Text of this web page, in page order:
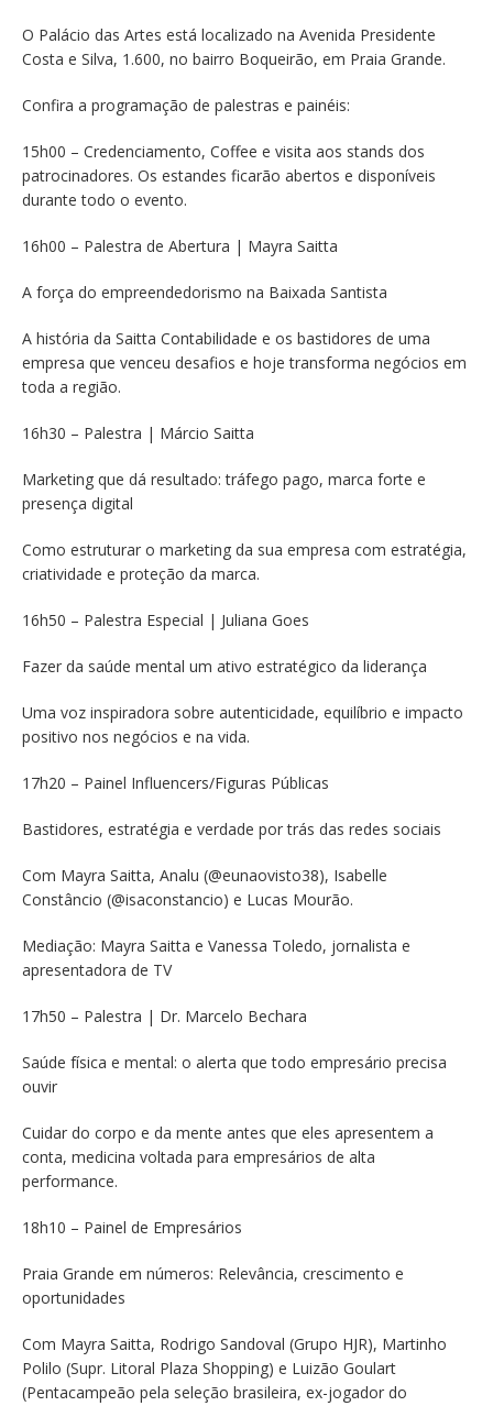
O Palácio das Artes está localizado na Avenida Presidente
Costa e Silva, 1.600, no bairro Boqueirão, em Praia Grande.
Confira a programação de palestras e painéis:
15h00 – Credenciamento, Coffee e visita aos stands dos
patrocinadores. Os estandes ficarão abertos e disponíveis
durante todo o evento.
16h00 – Palestra de Abertura | Mayra Saitta
A força do empreendedorismo na Baixada Santista
A história da Saitta Contabilidade e os bastidores de uma
empresa que venceu desafios e hoje transforma negócios em
toda a região.
16h30 – Palestra | Márcio Saitta
Marketing que dá resultado: tráfego pago, marca forte e
presença digital
Como estruturar o marketing da sua empresa com estratégia,
criatividade e proteção da marca.
16h50 – Palestra Especial | Juliana Goes
Fazer da saúde mental um ativo estratégico da liderança
Uma voz inspiradora sobre autenticidade, equilíbrio e impacto
positivo nos negócios e na vida.
17h20 – Painel Influencers/Figuras Públicas
Bastidores, estratégia e verdade por trás das redes sociais
Com Mayra Saitta, Analu (@eunaovisto38), Isabelle
Constâncio (@isaconstancio) e Lucas Mourão.
Mediação: Mayra Saitta e Vanessa Toledo, jornalista e
apresentadora de TV
17h50 – Palestra | Dr. Marcelo Bechara
Saúde física e mental: o alerta que todo empresário precisa
ouvir
Cuidar do corpo e da mente antes que eles apresentem a
conta, medicina voltada para empresários de alta
performance.
18h10 – Painel de Empresários
Praia Grande em números: Relevância, crescimento e
oportunidades
Com Mayra Saitta, Rodrigo Sandoval (Grupo HJR), Martinho
Polilo (Supr. Litoral Plaza Shopping) e Luizão Goulart
(Pentacampeão pela seleção brasileira, ex-jogador do